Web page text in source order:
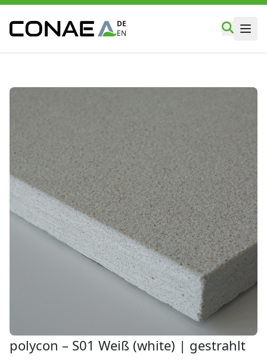
DE
EN
polycon – S01 Weiß (white) | gestrahlt